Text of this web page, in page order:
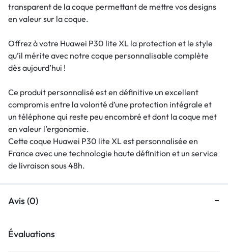
transparent de la coque permettant de mettre vos designs
en valeur sur la coque.
Offrez à votre Huawei P30 lite XL la protection et le style
qu’il mérite avec notre coque personnalisable complète
dès aujourd’hui !
Ce produit personnalisé est en définitive un excellent
compromis entre la volonté d’une protection intégrale et
un téléphone qui reste peu encombré et dont la coque met
en valeur l’ergonomie.
Cette coque Huawei P30 lite XL est personnalisée en
France avec une technologie haute définition et un service
de livraison sous 48h.
Avis (0)
Évaluations